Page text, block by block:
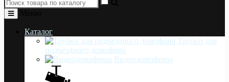
Каталог
Трубки для
подъездного домофона
Видеодомофоны